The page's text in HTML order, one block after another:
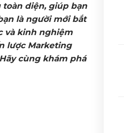
toàn diện, giúp bạn
là người mới bắt
và kinh nghiệm
lược Marketing
cùng khám phá